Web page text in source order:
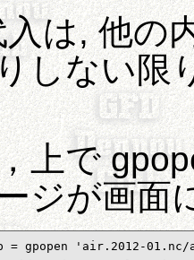
は, 他の
しない限
上で
ジが画面
= gpopen 'air.2012-01.nc/